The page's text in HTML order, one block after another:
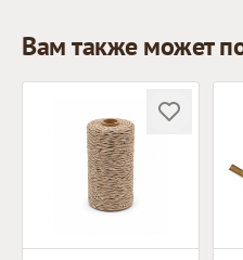
Вам также может